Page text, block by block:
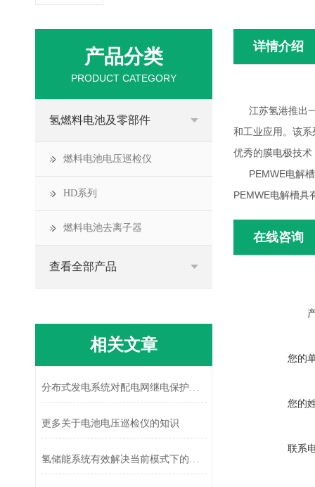
详情介绍
江苏氢港推出
和工业应用。该系
优秀的膜电极技
PEMWE电解
PEMWE电解槽具
在线咨询
您的
您的
联系
产品分类
PRODUCT CATEGORY
氢燃料电池及零部件
燃料电池电压巡检仪
HD系列
燃料电池去离子器
查看全部产品
相关文章
分布式发电系统对配电网继电保护的影响
更多关于电池电压巡检仪的知识
氢储能系统有效解决当前模式下的可再生能源发电并网问题